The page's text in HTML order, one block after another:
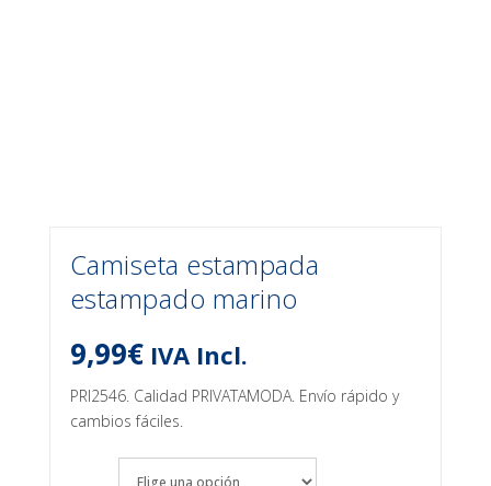
Camiseta estampada
estampado marino
9,99€ IVA Incl.
PRI2546. Calidad PRIVATAMODA. Envío rápido y
cambios fáciles.